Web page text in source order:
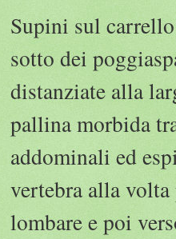
Supini sul
sotto dei
distanziate alla
pallina morbida
addominali ed
vertebra alla
lombare e poi